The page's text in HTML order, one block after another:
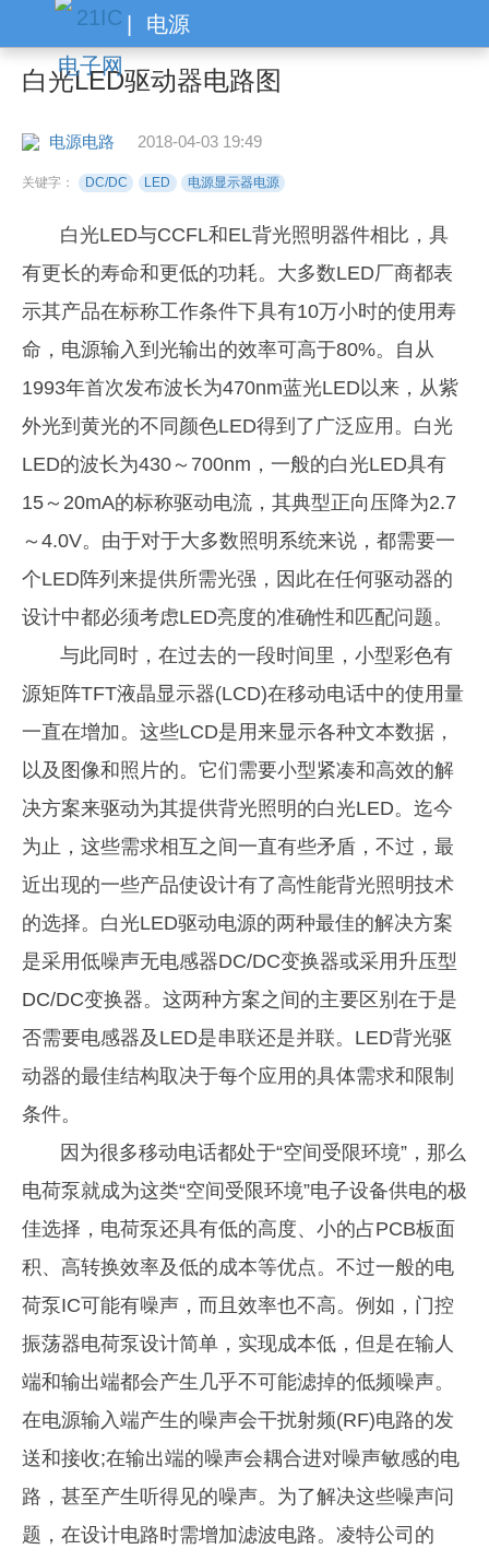
电源
白光LED驱动器电路图
电源电路 2018-04-03 19:49
关键字： DC/DC LED 电源显示器电源
白光LED与CCFL和EL背光照明器件相比，具
有更长的寿命和更低的功耗。大多数LED厂商都表
示其产品在标称工作条件下具有10万小时的使用寿
命，电源输入到光输出的效率可高于80%。自从
1993年首次发布波长为470nm蓝光LED以来，从紫
外光到黄光的不同颜色LED得到了广泛应用。白光
LED的波长为430～700nm，一般的白光LED具有
15～20mA的标称驱动电流，其典型正向压降为2.7
～4.0V。由于对于大多数照明系统来说，都需要一
个LED阵列来提供所需光强，因此在任何驱动器的
设计中都必须考虑LED亮度的准确性和匹配问题。
与此同时，在过去的一段时间里，小型彩色有
源矩阵TFT液晶显示器(LCD)在移动电话中的使用量
一直在增加。这些LCD是用来显示各种文本数据，
以及图像和照片的。它们需要小型紧凑和高效的解
决方案来驱动为其提供背光照明的白光LED。迄今
为止，这些需求相互之间一直有些矛盾，不过，最
近出现的一些产品使设计有了高性能背光照明技术
的选择。白光LED驱动电源的两种最佳的解决方案
是采用低噪声无电感器DC/DC变换器或采用升压型
DC/DC变换器。这两种方案之间的主要区别在于是
否需要电感器及LED是串联还是并联。LED背光驱
动器的最佳结构取决于每个应用的具体需求和限制
条件。
因为很多移动电话都处于“空间受限环境”，那么
电荷泵就成为这类“空间受限环境”电子设备供电的极
佳选择，电荷泵还具有低的高度、小的占PCB板面
积、高转换效率及低的成本等优点。不过一般的电
荷泵IC可能有噪声，而且效率也不高。例如，门控
振荡器电荷泵设计简单，实现成本低，但是在输人
端和输出端都会产生几乎不可能滤掉的低频噪声。
在电源输入端产生的噪声会干扰射频(RF)电路的发
送和接收;在输出端的噪声会耦合进对噪声敏感的电
路，甚至产生听得见的噪声。为了解决这些噪声问
题，在设计电路时需增加滤波电路。凌特公司的